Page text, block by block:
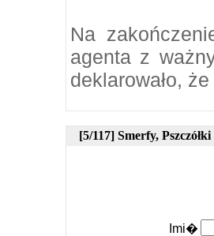
Na
agenta z
deklarowało,
[5/117] Smerfy,
Imi�